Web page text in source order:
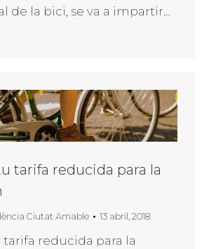
de la bici, se va a impartir…
tarifa reducida para la
Ciutat Amable 13 abril, 2018
reducida para la